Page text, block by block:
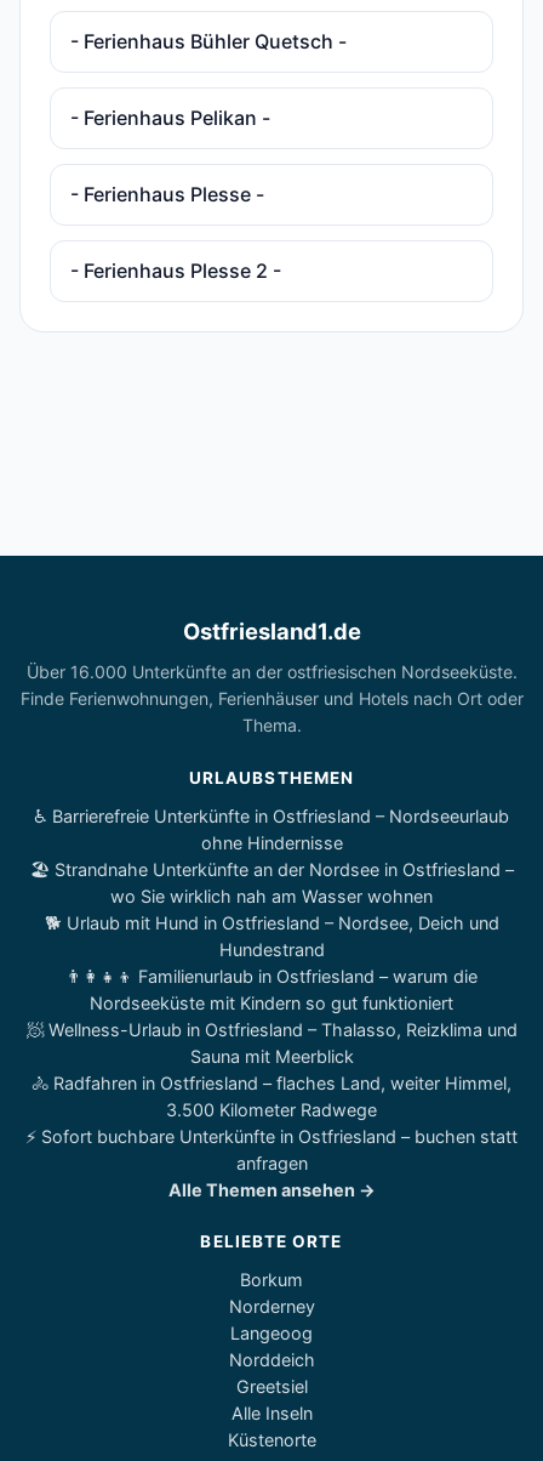
- Ferienhaus Bühler Quetsch -
- Ferienhaus Pelikan -
- Ferienhaus Plesse -
- Ferienhaus Plesse 2 -
Ostfriesland1.de
Über 16.000 Unterkünfte an der ostfriesischen Nordseeküste.
Finde Ferienwohnungen, Ferienhäuser und Hotels nach Ort oder
Thema.
URLAUBSTHEMEN
♿ Barrierefreie Unterkünfte in Ostfriesland – Nordseeurlaub
ohne Hindernisse
🏖️ Strandnahe Unterkünfte an der Nordsee in Ostfriesland –
wo Sie wirklich nah am Wasser wohnen
🐕 Urlaub mit Hund in Ostfriesland – Nordsee, Deich und
Hundestrand
👨‍👩‍👧‍👦 Familienurlaub in Ostfriesland – warum die
Nordseeküste mit Kindern so gut funktioniert
🧖 Wellness-Urlaub in Ostfriesland – Thalasso, Reizklima und
Sauna mit Meerblick
🚴 Radfahren in Ostfriesland – flaches Land, weiter Himmel,
3.500 Kilometer Radwege
⚡ Sofort buchbare Unterkünfte in Ostfriesland – buchen statt
anfragen
Alle Themen ansehen →
BELIEBTE ORTE
Borkum
Norderney
Langeoog
Norddeich
Greetsiel
Alle Inseln
Küstenorte